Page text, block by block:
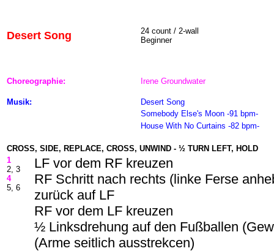
Desert Song 24 count / 2-wall
Beginner
Choreographie: Irene Groundwater
Musik:
Desert Song
Somebody Else's Moon -91 bpm-
House With No Curtains -82 bpm-
CROSS, SIDE, REPLACE, CROSS, UNWIND - ½ TURN LEFT, HOLD
1
2, 3
4
5, 6
LF vor dem RF kreuzen
RF Schritt nach rechts (linke Ferse
zurück auf LF
RF vor dem LF kreuzen
½ Linksdrehung auf den Fußballen
(Arme seitlich ausstrekcen)